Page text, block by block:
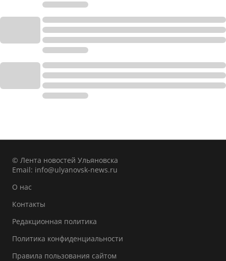
© Лента новостей Ульяновска
Email: info@ulyanovsk-news.ru
О нас
Контакты
Редакционная политика
Политика конфиденциальности
Правила пользования сайтом